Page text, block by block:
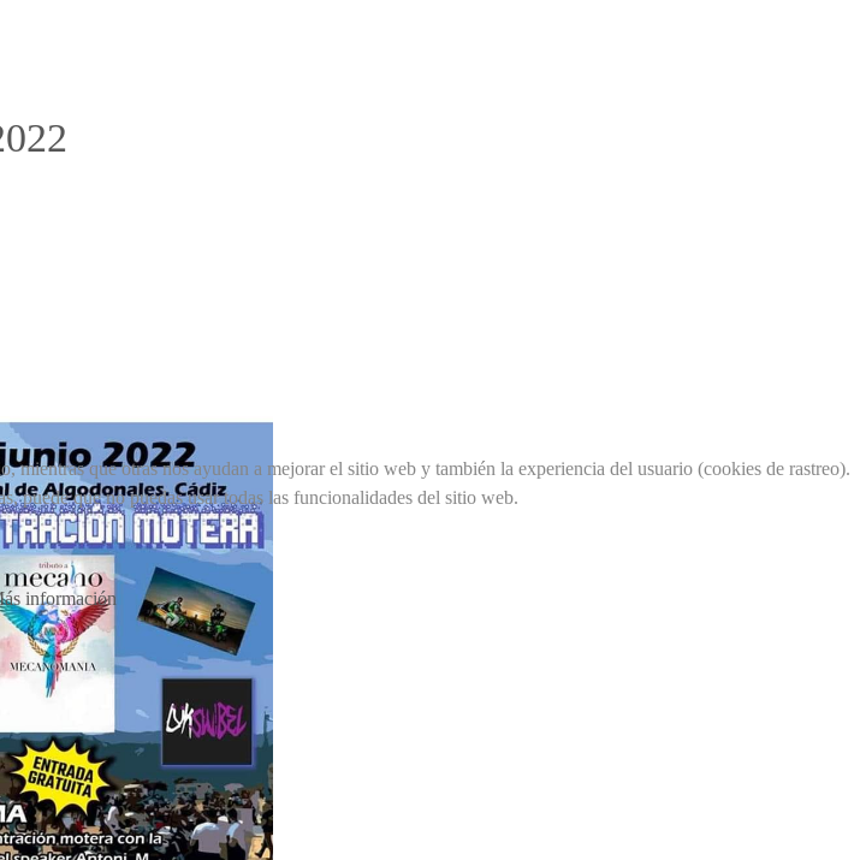
que otras nos ayudan a mejorar el sitio web y también la experiencia del usuario (cookies de rastreo).
puede que no puedas usar todas las funcionalidades del sitio web.
información